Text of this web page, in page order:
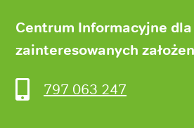
Centrum Informacyjne dla
zainteresowanych
797 063 247